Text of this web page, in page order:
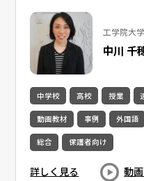
工学院大
中川 千
中学校 高校 授業
動画教材 事例 外国語
総合 保護者向け
詳しく見る 動